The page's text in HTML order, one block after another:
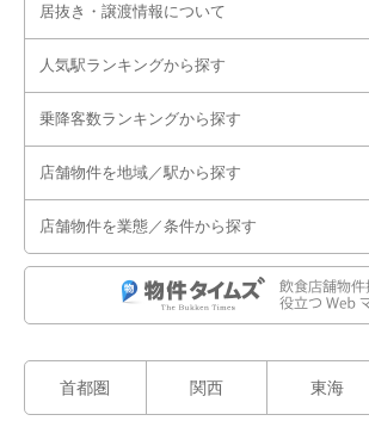
居抜き・譲渡情報について
人気駅ランキングから探す
乗降客数ランキングから探す
店舗物件を地域／駅から探す
店舗物件を業態／条件から探す
首都圏 関西 東海